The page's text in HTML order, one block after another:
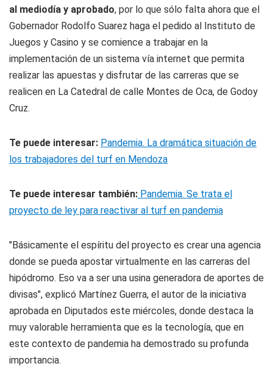
al mediodía y aprobado, por lo que sólo falta ahora que el
Gobernador Rodolfo Suarez haga el pedido al Instituto de
Juegos y Casino y se comience a trabajar en la
implementación de un sistema vía internet que permita
realizar las apuestas y disfrutar de las carreras que se
realicen en La Catedral de calle Montes de Oca, de Godoy
Cruz.
Te puede interesar: Pandemia. La dramática situación de
los trabajadores del turf en Mendoza
Te puede interesar también: Pandemia. Se trata el
proyecto de ley para reactivar al turf en pandemia
"Básicamente el espíritu del proyecto es crear una agencia
donde se pueda apostar virtualmente en las carreras del
hipódromo. Eso va a ser una usina generadora de aportes de
divisas", explicó Martínez Guerra, el autor de la iniciativa
aprobada en Diputados este miércoles, donde destaca la
muy valorable herramienta que es la tecnología, que en
este contexto de pandemia ha demostrado su profunda
importancia.